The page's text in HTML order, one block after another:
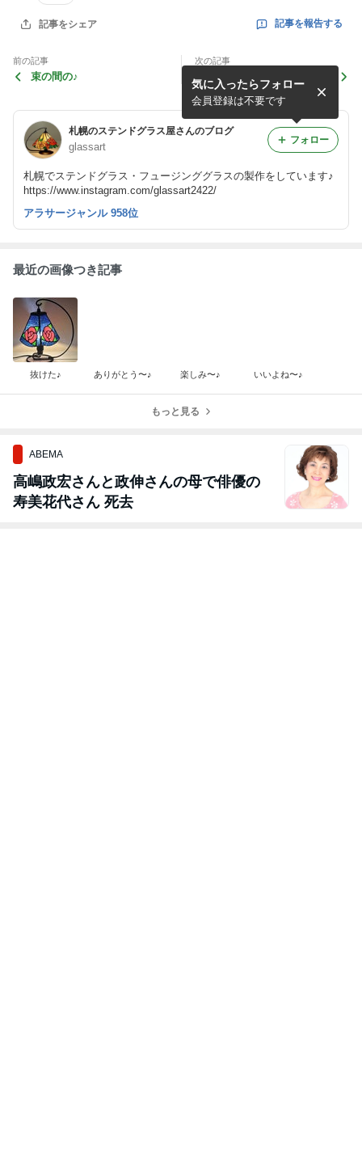
記事をシェア 記事を報告する
前の記事
束の間の♪
次の記事
札幌のステンドグラス屋さんのブログ
glassart
札幌でステンドグラス・フュージンググラスの製作をしています♪
https://www.instagram.com/glassart2422/
気に入ったらフォロー
会員登録は不要です
フォロー
アラサージャンル 958位
最近の画像つき記事
抜けた♪ ありがとう〜♪ 楽しみ〜♪ いいよね〜♪
もっと見る
ABEMA
高嶋政宏さんと政伸さんの母で俳優の
寿美花代さん 死去